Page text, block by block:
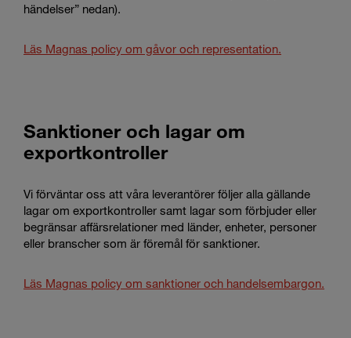
händelser” nedan).
Läs Magnas policy om gåvor och representation.
Sanktioner och lagar om
exportkontroller
Vi förväntar oss att våra leverantörer följer alla gällande
lagar om exportkontroller samt lagar som förbjuder eller
begränsar affärsrelationer med länder, enheter, personer
eller branscher som är föremål för sanktioner.
Läs Magnas policy om sanktioner och handelsembargon.